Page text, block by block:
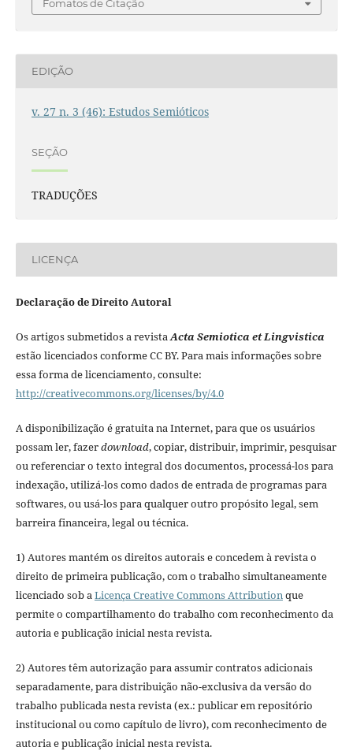
Fomatos de Citação
EDIÇÃO
v. 27 n. 3 (46): Estudos Semióticos
SEÇÃO
TRADUÇÕES
LICENÇA
Declaração de Direito Autoral
Os artigos submetidos a revistaActa Semiotica et Lingvistica
estão licenciados conforme CC BY. Para mais informações sobre
essa forma de licenciamento, consulte:
http://creativecommons.org/licenses/by/4.0
A disponibilização é gratuita na Internet, para que os usuários
possam ler, fazerdownload, copiar, distribuir, imprimir, pesquisar
ou referenciar o texto integral dos documentos, processá-los para
indexação, utilizá-los como dados de entrada de programas para
softwares, ou usá-los para qualquer outro propósito legal, sem
barreira financeira, legal ou técnica.
1) Autores mantém os direitos autorais e concedem à revista o
direito de primeira publicação, com o trabalho simultaneamente
licenciado sob aLicença Creative Commons Attributionque
permite o compartilhamento do trabalho com reconhecimento da
autoria e publicação inicial nesta revista.
2) Autores têm autorização para assumir contratos adicionais
separadamente, para distribuição não-exclusiva da versão do
trabalho publicada nesta revista (ex.: publicar em repositório
institucional ou como capítulo de livro), com reconhecimento de
autoria e publicação inicial nesta revista.